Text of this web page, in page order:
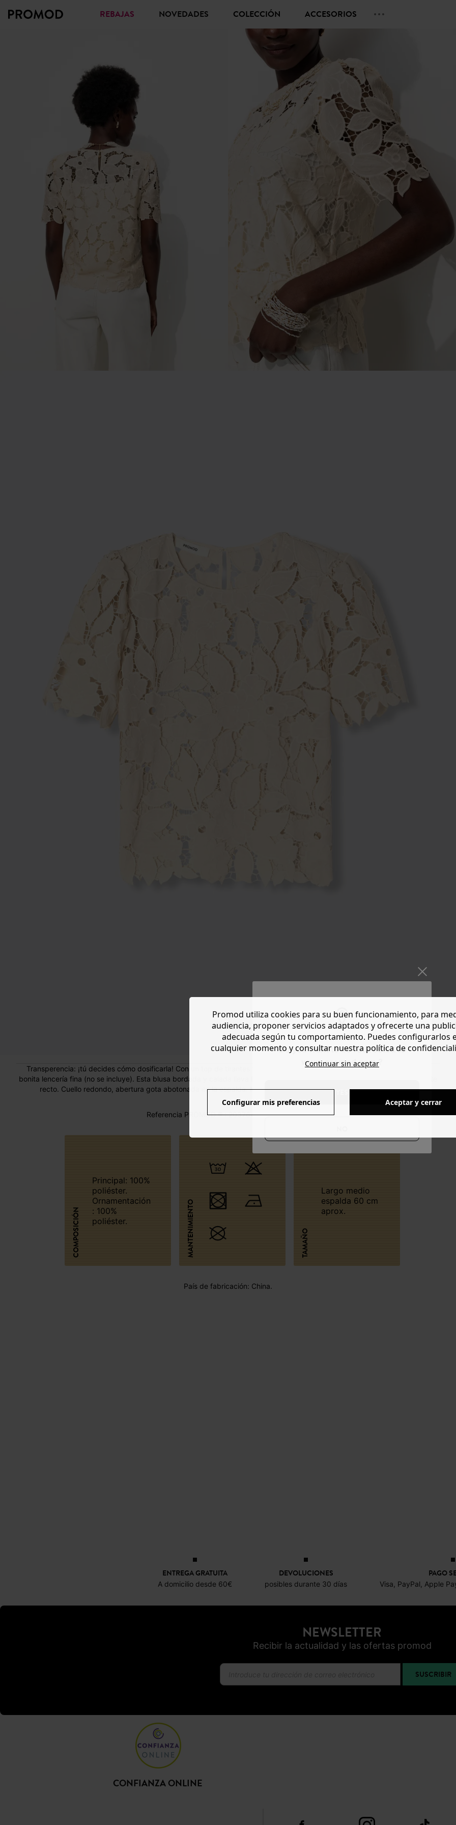
Do you want to be redirected to
www.promod.com ?
REBAJAS NOVEDADES COLECCIÓN ACCESORIOS
Transperencia: ¡tú decides cómo dosificarla! Con un top de tirantes finos debajo (vendido por separado) o solamente con
bonita lencería fina (no se incluye). Esta blusa bordada y calada lleva hombreras de espuma que estructuran la imagen. Corte
recto. Cuello redondo, abertura gota abotonada en la espalda. Manga corta y bajo festoneados. Costuras a tono.
Referencia PROMOD ® : 203764 - 16261465024
COMPOSICIÓN
Principal: 100%
poliéster.
Ornamentación
: 100%
poliéster.
MANTENIMIENTO TAMAÑO
Largo medio
espalda 60 cm
aprox.
País de fabricación: China.
ENTREGA GRATUITA
A domicilio desde 60€
DEVOLUCIONES
posibles durante 30 días
PAGO
Visa, PayPal, Apple
NEWSLETTER
Recibir la actualidad y las ofertas promod
SUSCRIBIR
CONFIANZA ONLINE
Promod utiliza cookies para su buen funcionamiento, para
audiencia, proponer servicios adaptados y ofrecerte una
adecuada según tu comportamiento. Puedes configurarlos
cualquier momento y consultar nuestra política de
Continuar sin aceptar
Configurar mis preferencias Aceptar y cerrar